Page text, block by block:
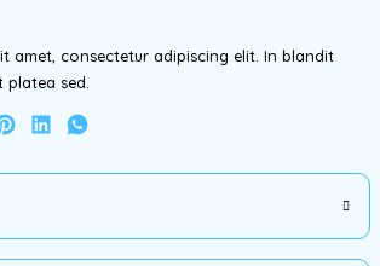
amet, consectetur adipiscing elit. In blandit
sed.